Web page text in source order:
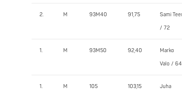
2. M 93M40 91,75 Sami
/ 72
1. M 93M50 92,40 Marko
Valo / 64
1. M 105 103,15 Juha